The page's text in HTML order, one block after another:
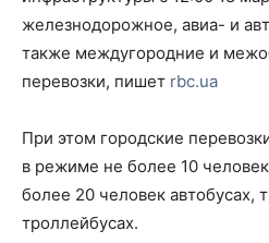
железнодорожное, авиа- и
также междугородние и
перевозки, пишет rbc.ua
При этом городские
в режиме не более 10
более 20 человек автобусах,
троллейбусах.